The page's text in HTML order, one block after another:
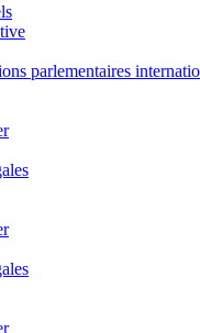
parlementaires